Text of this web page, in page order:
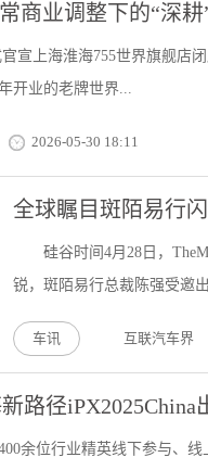
商业调整下的“深
宣上海淮海755世界旗舰店
开业的老牌世界...
2026-05-30 18:11
全球瞩目斑陌易行
硅谷时间4月28日，
锐，斑陌易行总裁陈强受邀
车讯 互联汽车界
路径
余位行业精英线下参与、